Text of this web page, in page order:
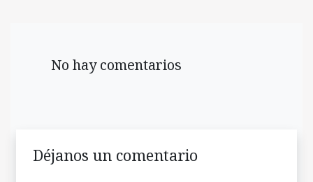
No hay comentarios
Déjanos un comentario